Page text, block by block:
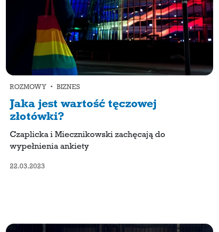
ROZMOWY • BIZNES
Jaka jest wartość tęczowej
złotówki?
Czaplicka i Miecznikowski zachęcają do
wypełnienia ankiety
22.03.2023